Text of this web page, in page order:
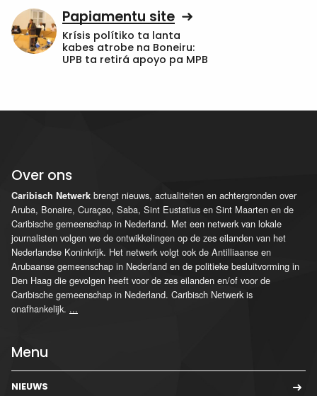
Papiamentu site
Krísis polítiko ta lanta
kabes atrobe na Boneiru:
UPB ta retirá apoyo pa MPB
Over ons
Caribisch Netwerk brengt nieuws, actualiteiten en achtergronden over
Aruba, Bonaire, Curaçao, Saba, Sint Eustatius en Sint Maarten en de
Caribische gemeenschap in Nederland. Met een netwerk van lokale
journalisten volgen we de ontwikkelingen op de zes eilanden van het
Nederlandse Koninkrijk. Het netwerk volgt ook de Antilliaanse en
Arubaanse gemeenschap in Nederland en de politieke besluitvorming in
Den Haag die gevolgen heeft voor de zes eilanden en/of voor de
Caribische gemeenschap in Nederland. Caribisch Netwerk is
onafhankelijk. ...
Menu
NIEUWS